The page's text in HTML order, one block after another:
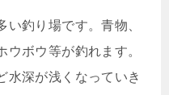
釣り場です。青物、
ウボウ等が釣れます。
水深が浅くなっていき